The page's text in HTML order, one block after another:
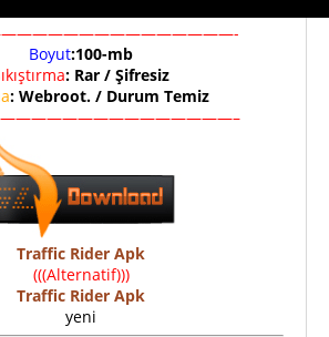
Boyut:100-mb
: Rar / Şifresiz
: Webroot. / Durum Temiz
Traffic Rider Apk
(((Alternatif)))
Traffic Rider Apk
yeni